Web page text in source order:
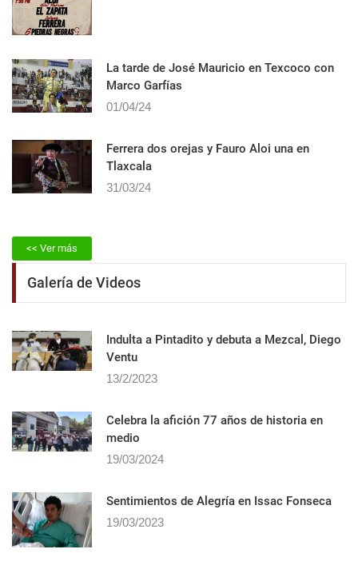
La tarde de José Mauricio en Texcoco con
Marco Garfías
01/04/24
Ferrera dos orejas y Fauro Aloi una en
Tlaxcala
31/03/24
<< Ver más
Galería de Videos
Indulta a Pintadito y debuta a Mezcal, Diego
Ventu
13/2/2023
Celebra la afición 77 años de historia en
medio
19/03/2024
Sentimientos de Alegrí­a en Issac Fonseca
19/03/2023